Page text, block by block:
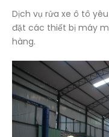
Dịch vụ rửa xe ô tô
đặt các thiết bị máy
hàng.